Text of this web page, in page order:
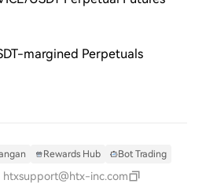
margined Perpetuals
Rewards Hub Bot Trading
htxsupport@htx-inc.com